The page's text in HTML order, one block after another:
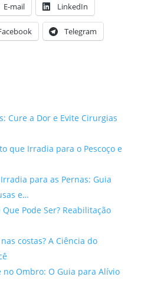
E-mail LinkedIn
Telegram
Cure a Dor e Evite Cirurgias
que Irradia para o Pescoço e
para as Pernas: Guia
e…
Pode Ser? Reabilitação
costas? A Ciência do
Ombro: O Guia para Alívio